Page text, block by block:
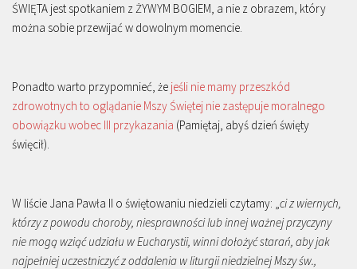
ŚWIĘTA jest spotkaniem z ŻYWYM BOGIEM, a nie z obrazem, który
można sobie przewijać w dowolnym momencie.
Ponadto warto przypomnieć, że jeśli nie mamy przeszkód
zdrowotnych to oglądanie Mszy Świętej nie zastępuje moralnego
obowiązku wobec III przykazania (Pamiętaj, abyś dzień święty
święcił).
W liście Jana Pawła II o świętowaniu niedzieli czytamy: „ ci z wiernych,
którzy z powodu choroby, niesprawności lub innej ważnej przyczyny
nie mogą wziąć udziału w Eucharystii, winni dołożyć starań, aby jak
najpełniej uczestniczyć z oddalenia w liturgii niedzielnej Mszy św.,